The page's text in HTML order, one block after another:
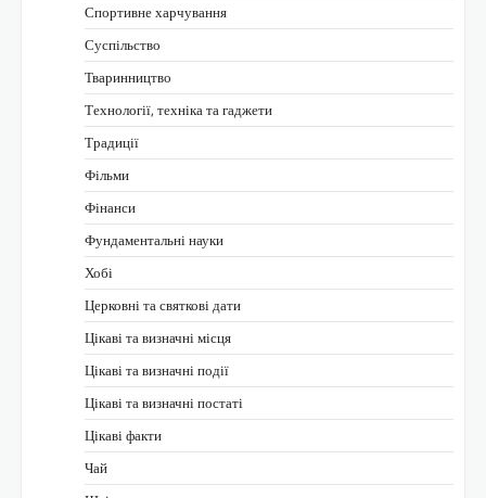
Спортивне харчування
Суспільство
Тваринництво
Технології, техніка та гаджети
Традиції
Фільми
Фінанси
Фундаментальні науки
Хобі
Церковні та святкові дати
Цікаві та визначні місця
Цікаві та визначні події
Цікаві та визначні постаті
Цікаві факти
Чай